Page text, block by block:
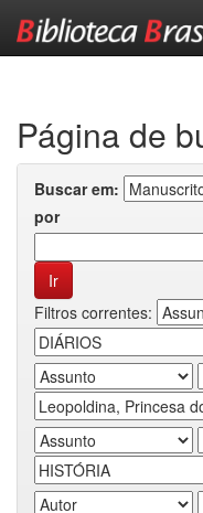
Página de
Buscar em:
por
Filtros correntes: